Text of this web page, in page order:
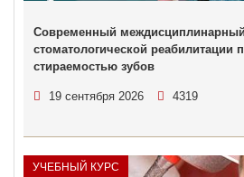
Современный
стоматологической реабилитации
стираемостью зубов
19 сентября 2026 4319
УЧЕБНЫЙ КУРС